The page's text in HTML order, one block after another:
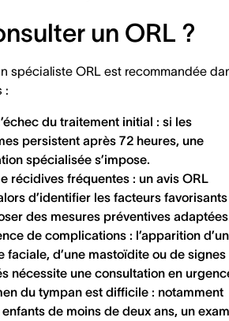
un ORL ?
spécialiste ORL est recommandée
:
du traitement initial : si les
persistent après 72 heures, une
spécialisée s’impose.
récidives fréquentes : un avis ORL
d’identifier les facteurs
des mesures préventives
de complications : l’apparition
faciale, d’une mastoïdite ou de signes
nécessite une consultation en
du tympan est difficile : notamment
de moins de deux ans, un